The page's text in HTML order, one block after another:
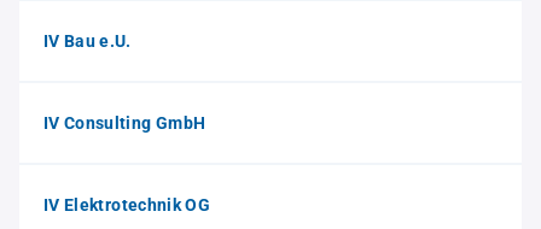
IV Bau e.U.
IV Consulting GmbH
IV Elektrotechnik OG